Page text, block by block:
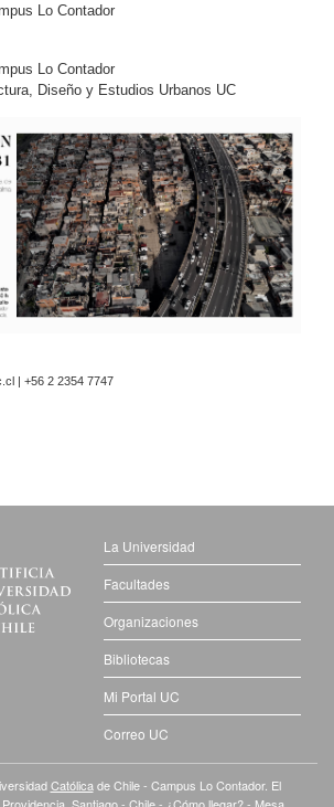
Lo Contador
Lo Contador
Diseño y Estudios Urbanos UC
| +56 2 2354 7747
La Universidad
Facultades
Organizaciones
Bibliotecas
Mi Portal UC
Correo UC
Católicade Chile - Campus Lo Contador. El